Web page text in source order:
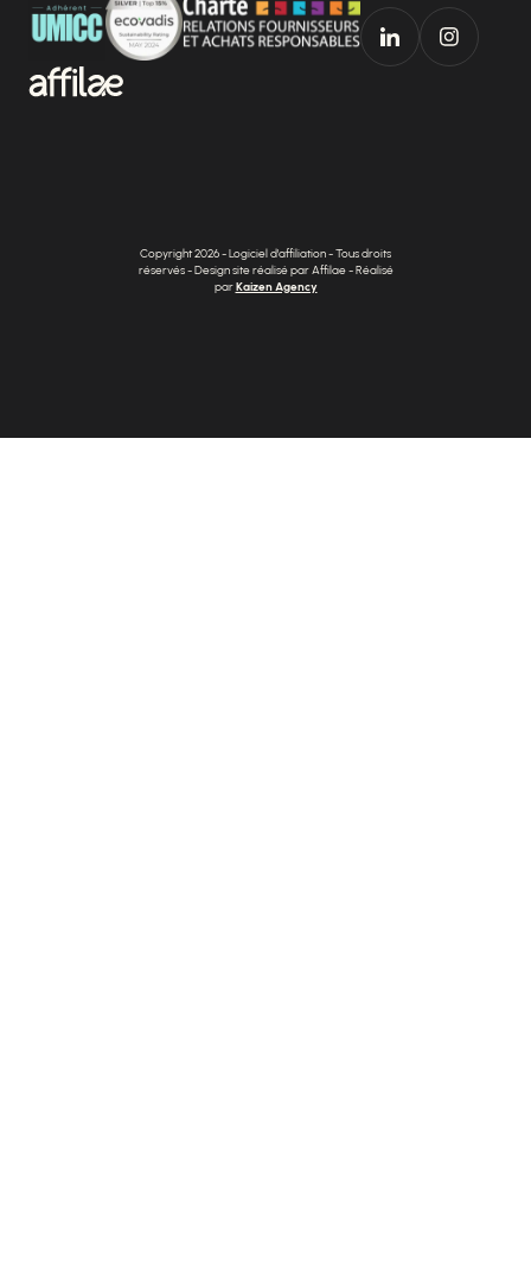
Copyright 2026 - Logiciel d'affiliation - Tous droits
réservés - Design site réalisé par Affilae - Réalisé
parKaizen Agency